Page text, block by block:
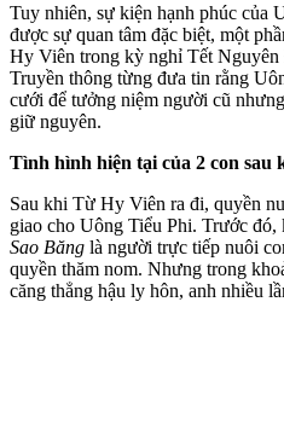
Tuy nhiên, sự kiện hạnh phúc của
được sự quan tâm đặc biệt, một
Hy Viên trong kỳ nghỉ Tết
Truyền thông từng đưa tin rằng
cưới để tưởng niệm người cũ
giữ nguyên.
Tình hình hiện tại của 2 con
Sau khi Từ Hy Viên ra đi, quyền
giao cho Uông Tiểu Phi. Trước
Sao Băng là người trực tiếp nuôi
quyền thăm nom. Nhưng trong
căng thẳng hậu ly hôn, anh nhiều